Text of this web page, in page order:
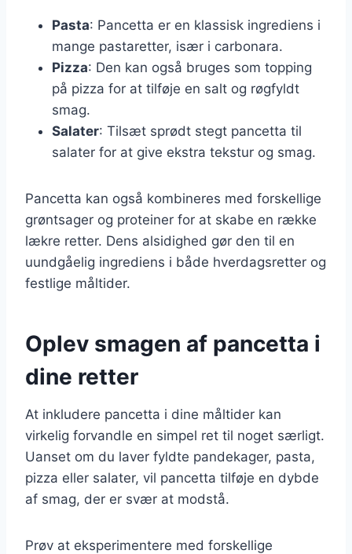
Pasta: Pancetta er en klassisk ingrediens i
mange pastaretter, især i carbonara.
Pizza: Den kan også bruges som topping
på pizza for at tilføje en salt og røgfyldt
smag.
Salater: Tilsæt sprødt stegt pancetta til
salater for at give ekstra tekstur og smag.
Pancetta kan også kombineres med forskellige
grøntsager og proteiner for at skabe en række
lækre retter. Dens alsidighed gør den til en
uundgåelig ingrediens i både hverdagsretter og
festlige måltider.
Oplev smagen af pancetta i
dine retter
At inkludere pancetta i dine måltider kan
virkelig forvandle en simpel ret til noget særligt.
Uanset om du laver fyldte pandekager, pasta,
pizza eller salater, vil pancetta tilføje en dybde
af smag, der er svær at modstå.
Prøv at eksperimentere med forskellige